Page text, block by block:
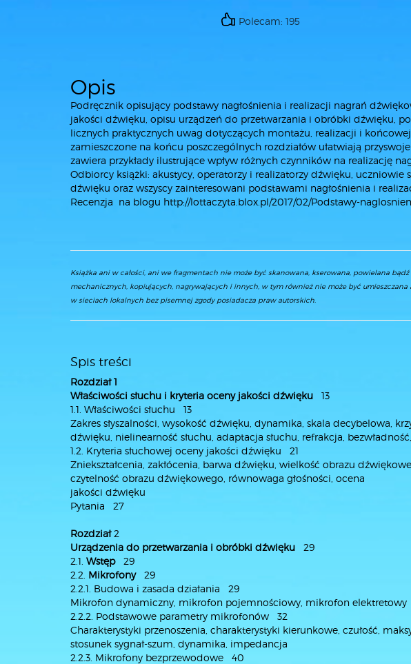
Polecam: 195
Opis
Podręcznik opisujący podstawy nagłośnienia i realizacji nagrań
jakości dźwięku, opisu urządzeń do przetwarzania i obróbki dźwięku,
licznych praktycznych uwag dotyczących montażu, realizacji i
zamieszczone na końcu poszczególnych rozdziałów ułatwiają
zawiera przykłady ilustrujące wpływ różnych czynników na realizację
Odbiorcy książki: akustycy, operatorzy i realizatorzy dźwięku,
dźwięku oraz wszyscy zainteresowani podstawami nagłośnienia i
Recenzja na blogu http://lottaczyta.blox.pl/2017/02/Podstawy-
Książka ani w całości, ani we fragmentach nie może być skanowana, kserowana, powielana
mechanicznych, kopiujących, nagrywających i innych, w tym również nie może być
w sieciach lokalnych bez pisemnej zgody posiadacza praw autorskich.
Spis treści
Rozdział 1
Właściwości słuchu i kryteria oceny jakości dźwięku 13
1.1. Właściwości słuchu 13
Zakres słyszalności, wysokość dźwięku, dynamika, skala decybelowa,
dźwięku, nielinearność słuchu, adaptacja słuchu, refrakcja,
1.2. Kryteria słuchowej oceny jakości dźwięku 21
Zniekształcenia, zakłócenia, barwa dźwięku, wielkość obrazu
czytelność obrazu dźwiękowego, równowaga głośności, ocena
jakości dźwięku
Pytania 27
Rozdział2
Urządzenia do przetwarzania i obróbki dźwięku 29
2.1. Wstęp29
2.2. Mikrofony
29
2.2.1. Budowa i zasada działania 29
Mikrofon dynamiczny, mikrofon pojemnościowy, mikrofon elektretowy
2.2.2. Podstawowe parametry mikrofonów 32
Charakterystyki przenoszenia, charakterystyki kierunkowe, czułość,
stosunek sygnał-szum, dynamika, impedancja
2.2.3. Mikrofony bezprzewodowe 40